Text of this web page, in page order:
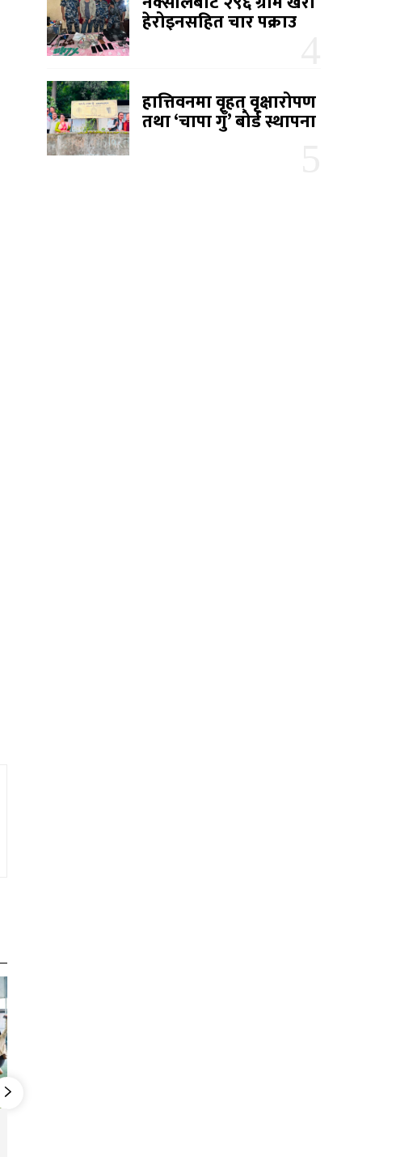
हेरोइनसहित चार पक्राउ
हात्तिवनमा वृहत् वृक्षारोपण
तथा ‘चापा गुँ’ बोर्ड स्थापना